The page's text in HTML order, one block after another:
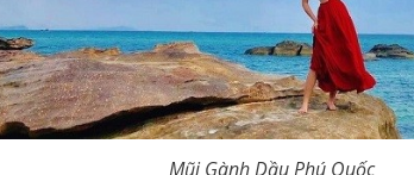
Mũi Gành Dầu Phú Quốc